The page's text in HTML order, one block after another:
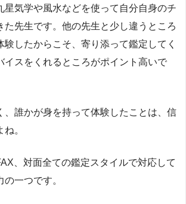
星気学や風水などを使って自分自身のチ
た先生です。他の先生と少し違うところ
験したからこそ、寄り添って鑑定してく
イスをくれるところがポイント高いで
、誰かが身を持って体験したことは、信
。
、対面全ての鑑定スタイルで対応して
の一つです。